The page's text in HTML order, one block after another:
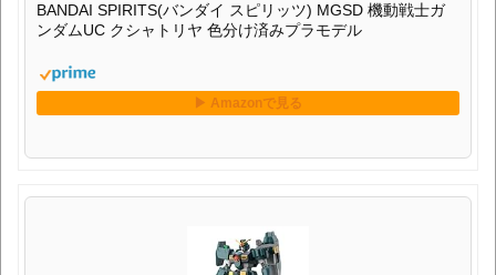
BANDAI SPIRITS(バンダイ スピリッツ) MGSD 機動戦士ガ
ンダムUC クシャトリヤ 色分け済みプラモデル